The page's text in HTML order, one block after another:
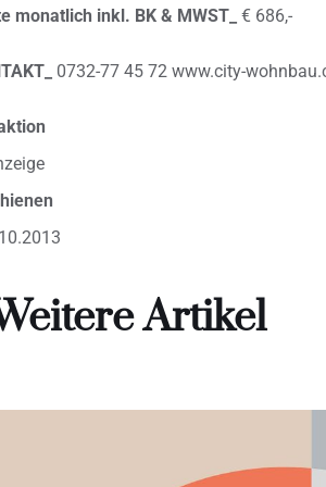
monatlich inkl. BK & MWST_ € 686,-
0732-77 45 72 www.city-
Artikel